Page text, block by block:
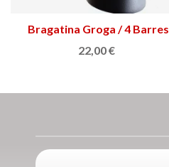
Triar opció
Bragatina Groga / 4 Barres
22,00 €